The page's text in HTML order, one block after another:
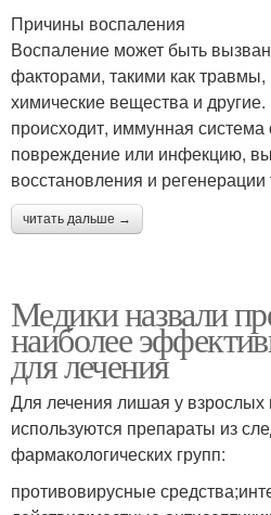
Причины воспаления
Воспаление может быть
факторами, такими как
химические вещества и
происходит, иммунная система
повреждение или инфекцию,
восстановления и регенерации
читать дальше →
Медики назвали
наиболее
для лечения
Для лечения лишая у взрослых
используются препараты из
фармакологических групп:
противовирусные